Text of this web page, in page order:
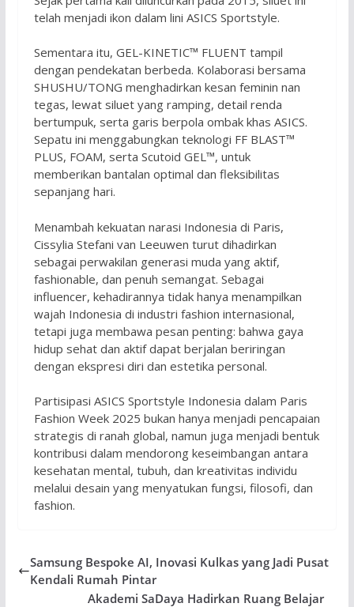
telah menjadi ikon dalam lini ASICS Sportstyle.
Sementara itu, GEL-KINETIC™ FLUENT tampil
dengan pendekatan berbeda. Kolaborasi bersama
SHUSHU/TONG menghadirkan kesan feminin nan
tegas, lewat siluet yang ramping, detail renda
bertumpuk, serta garis berpola ombak khas ASICS.
Sepatu ini menggabungkan teknologi FF BLAST™
PLUS, FOAM, serta Scutoid GEL™, untuk
memberikan bantalan optimal dan fleksibilitas
sepanjang hari.
Menambah kekuatan narasi Indonesia di Paris,
Cissylia Stefani van Leeuwen turut dihadirkan
sebagai perwakilan generasi muda yang aktif,
fashionable, dan penuh semangat. Sebagai
influencer, kehadirannya tidak hanya menampilkan
wajah Indonesia di industri fashion internasional,
tetapi juga membawa pesan penting: bahwa gaya
hidup sehat dan aktif dapat berjalan beriringan
dengan ekspresi diri dan estetika personal.
Partisipasi ASICS Sportstyle Indonesia dalam Paris
Fashion Week 2025 bukan hanya menjadi pencapaian
strategis di ranah global, namun juga menjadi bentuk
kontribusi dalam mendorong keseimbangan antara
kesehatan mental, tubuh, dan kreativitas individu
melalui desain yang menyatukan fungsi, filosofi, dan
fashion.
Samsung Bespoke AI, Inovasi Kulkas yang Jadi Pusat
Kendali Rumah Pintar
Akademi SaDaya Hadirkan Ruang Belajar